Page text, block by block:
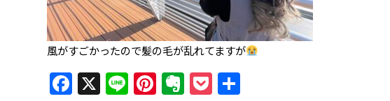
風がすごかったので髪の毛が乱れてますが
Facebook
X LinePinterest
Evernote
Pocket